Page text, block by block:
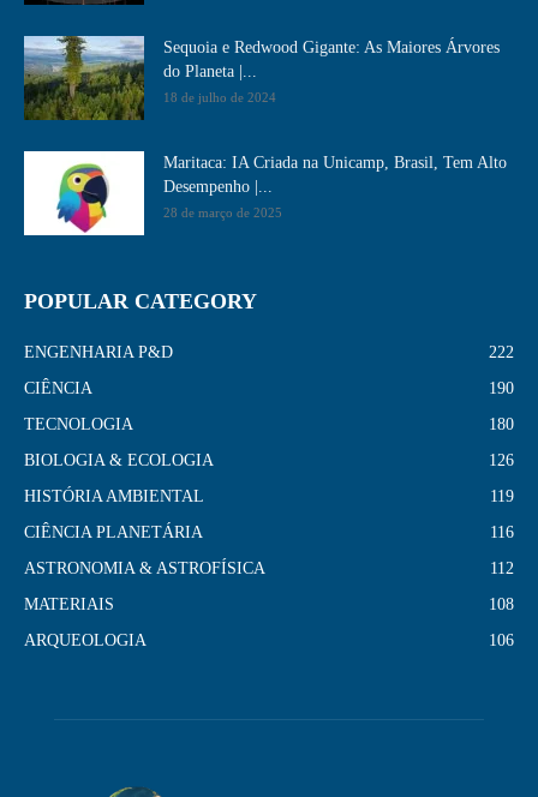
Sequoia e Redwood Gigante: As Maiores Árvores
do Planeta |...
18 de julho de 2024
Maritaca: IA Criada na Unicamp, Brasil, Tem Alto
Desempenho​ |...
28 de março de 2025
POPULAR CATEGORY
ENGENHARIA P&D
222
CIÊNCIA
190
TECNOLOGIA
180
BIOLOGIA & ECOLOGIA
126
HISTÓRIA AMBIENTAL
119
CIÊNCIA PLANETÁRIA
116
ASTRONOMIA & ASTROFÍSICA
112
MATERIAIS
108
ARQUEOLOGIA
106